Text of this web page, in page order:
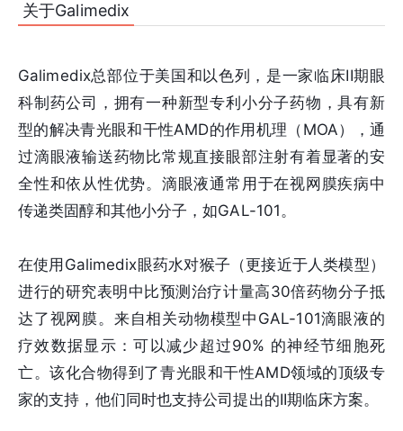
关于Galimedix
Galimedix总部位于美国和以色列，是一家临床II期眼
科制药公司，拥有一种新型专利小分子药物，具有新
型的解决青光眼和干性AMD的作用机理（MOA），通
过滴眼液输送药物比常规直接眼部注射有着显著的安
全性和依从性优势。滴眼液通常用于在视网膜疾病中
传递类固醇和其他小分子，如GAL-101。
在使用Galimedix眼药水对猴子（更接近于人类模型）
进行的研究表明中比预测治疗计量高30倍药物分子抵
达了视网膜。来自相关动物模型中GAL-101滴眼液的
疗效数据显示：可以减少超过90% 的神经节细胞死
亡。该化合物得到了青光眼和干性AMD领域的顶级专
家的支持，他们同时也支持公司提出的II期临床方案。